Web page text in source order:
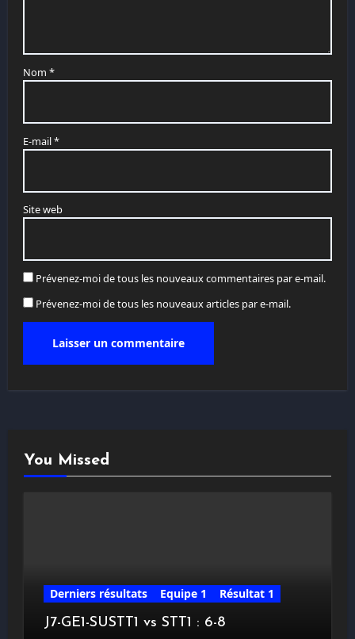
Nom *
E-mail*
Site web
Prévenez-moi de tous les nouveaux commentaires par e-mail.
Prévenez-moi de tous les nouveaux articles par e-mail.
You Missed
Derniers résultats Equipe 1
Résultat 1
J7-GE1-SUSTT1 vs STT1 : 6-8